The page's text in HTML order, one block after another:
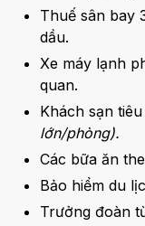
Thuế sân bay
dầu.
Xe máy lạnh
quan.
Khách sạn
lớn/phòng).
Các bữa ăn
Bảo hiểm du
Trưởng đoàn